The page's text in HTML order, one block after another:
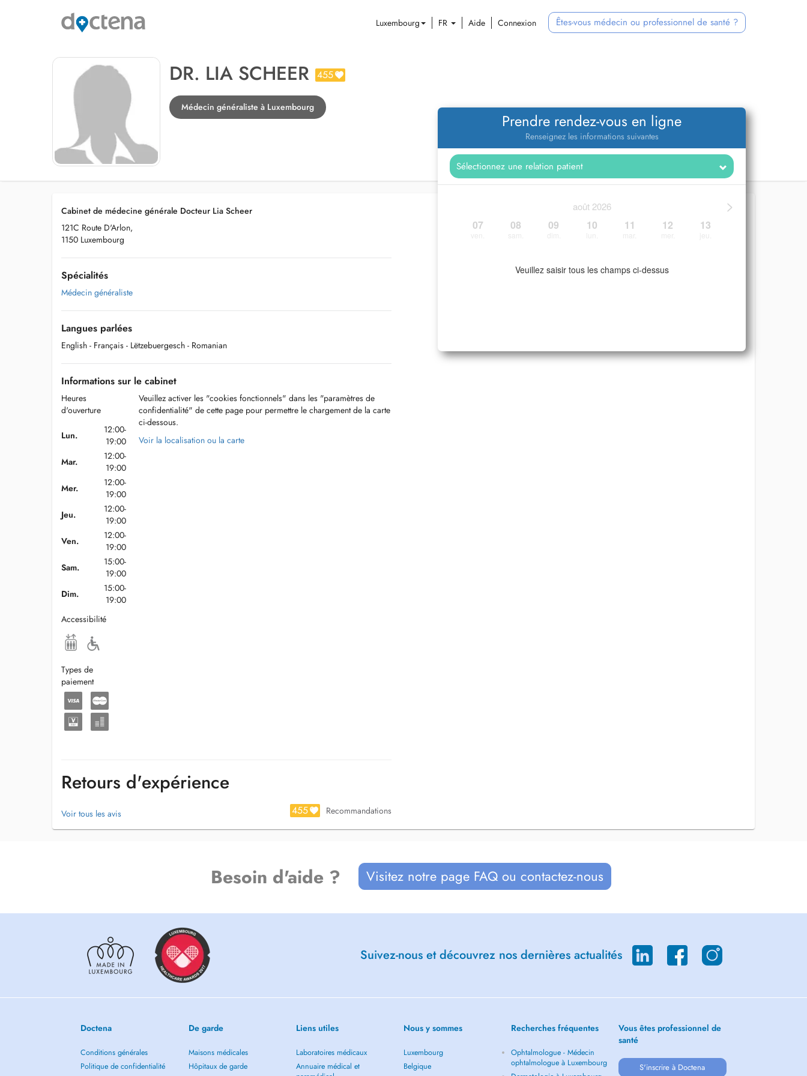
Luxembourg FR Aide Connexion Êtes-vous médecin ou professionnel de santé ?
DR. LIA SCHEER 455
Médecin généraliste à Luxembourg
Prendre rendez-vous en ligne
Renseignez les informations suivantes
>
août 2026
07 08 09 10 11 12 13
Veuillez saisir tous les champs ci-dessus
Cabinet de médecine générale Docteur Lia Scheer
121C Route D'Arlon,
1150 Luxembourg
Spécialités
Médecin généraliste
Langues parlées
English - Français - Lëtzebuergesch - Romanian
Informations sur le cabinet
Heures
d'ouverture
Lun.
12:00-
19:00
Mar.
12:00-
19:00
Mer.
12:00-
19:00
Jeu.
12:00-
19:00
Ven.
12:00-
19:00
Sam.
15:00-
19:00
Dim.
15:00-
19:00
Accessibilité
Types de
paiement
Veuillez activer les "cookies fonctionnels" dans les "paramètres de
confidentialité" de cette page pour permettre le chargement de la carte
ci-dessous.
Voir la localisation ou la carte
Retours d'expérience
Voir tous les avis 455 Recommandations
Besoin d'aide ? Visitez notre page FAQ ou contactez-nous
Suivez-nous et découvrez nos dernières actualités
Doctena
Conditions générales
Politique de confidentialité
De garde
Maisons médicales
Hôpitaux de garde
Liens utiles
Laboratoires médicaux
Annuaire médical et
Nous y sommes
Luxembourg
Belgique
Recherches fréquentes
Ophtalmologue - Médecin
ophtalmologue à Luxembourg
Vous êtes professionnel de
santé
S'inscrire à Doctena